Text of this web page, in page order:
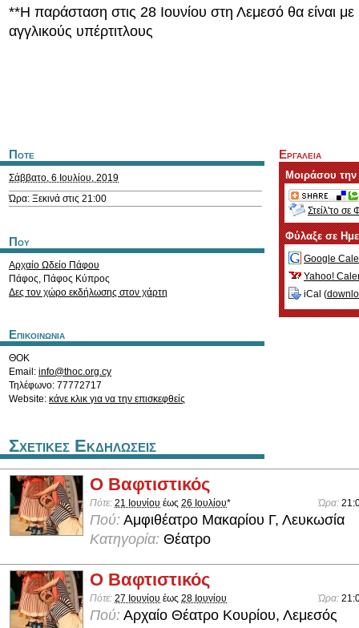
**Η παράσταση στις 28 Ιουνίου στη Λεμεσό θα είναι με
αγγλικούς υπέρτιτλους
Ποτε
Σάββατο, 6 Ιουλίου, 2019
Ώρα: Ξεκινά στις 21:00
Που
Αρχαίο Ωδείο Πάφου
Πάφος, Πάφος Κύπρος
Δες τον χώρο εκδήλωσης στον χάρτη
Επικοινωνια
ΘΟΚ
Email: info@thoc.org.cy
Τηλέφωνο: 77772717
Website: κάνε κλικ για να την επισκεφθείς
Εργαλεια
Μοιράσου
Στείλ'το σε
Φύλαξε σε
Google
Yahoo!
iCal (
Σχετικες Εκδηλωσεις
Ο Βαφτιστικός
Πότε: 21 Ιουνίου έως 26 Ιουλίου* Ώρα:
Πού: Αμφιθέατρο Μακαρίου Γ, Λευκωσία
Κατηγορία: Θέατρο
Ο Βαφτιστικός
Πότε: 27 Ιουνίου έως 28 Ιουνίου Ώρα:
Πού: Αρχαίο Θέατρο Κουρίου, Λεμεσός